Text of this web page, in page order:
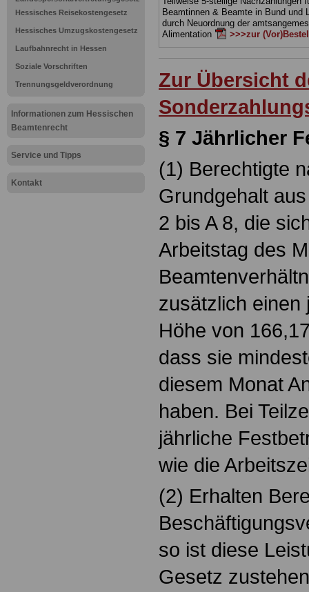
Hessisches Reisekostengesetz
Hessisches Umzugskostengesetz
Laufbahnrecht in Hessen
Soziale Vorschriften
Trennungsgeldverordnung
Informationen zum Hessischen
Beamtenrecht
Service und Tipps
Kontakt
Beamtinnen & Beamte in Bund und
durch Neuordnung der
Alimentation
>>>zur
Zur Übersicht
§ 7 Jährlicher
(1) Berechtigte
Grundgehalt
2 bis A 8, die
Arbeitstag des
zusätzlich einen
Höhe von
dass sie
diesem Monat
haben. Bei
jährliche
wie die
(2) Erhalten
so ist diese
Gesetz